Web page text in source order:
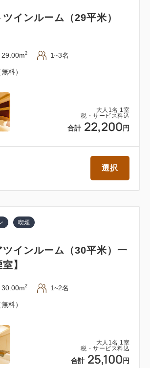
大人 1名 1室
税・サービス料込
合計 22,200 円
インルーム（29平米）
29.00m2 1~3名
料）
選択
大人 1名 1室
税・サービス料込
合計 25,100 円
喫煙
ツインルーム（30平米）一
】
30.00m2 1~2名
料）